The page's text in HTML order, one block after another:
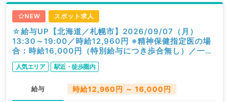
NEW スポット求人
☆給与UP【北海道／札幌市】2026/09/07（月）
13:30～19:00／時給12,960円 ※精神保健指定医の場
合：時給16,000円（特別給与につき歩合無し）／一般
外来／精神科
人気エリア 駅近・徒歩圏内
給与 時給12,960円 ～ 16,000円